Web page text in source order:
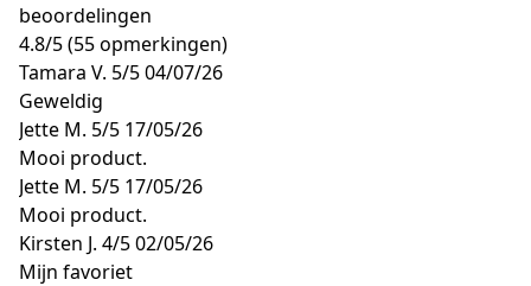
beoordelingen
4.8/5(55 opmerkingen)
Tamara V. 5/504/07/26
Geweldig
Jette M. 5/5 17/05/26
Mooi product.
Jette M. 5/5 17/05/26
Mooi product.
Kirsten J. 4/502/05/26
Mijn favoriet